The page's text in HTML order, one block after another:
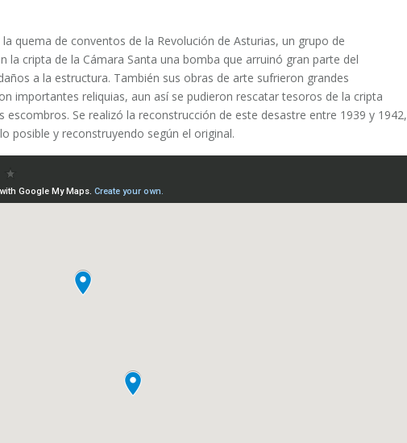
quema de conventos de la Revolución de Asturias, un grupo de
la cripta de la Cámara Santa una bomba que arruinó gran parte del
a la estructura. También sus obras de arte sufrieron grandes
importantes reliquias, aun así se pudieron rescatar tesoros de la cripta
escombros. Se realizó la reconstrucción de este desastre entre 1939 y 1942,
posible y reconstruyendo según el original.